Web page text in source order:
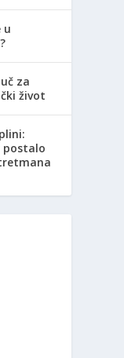
u
za
život
postalo